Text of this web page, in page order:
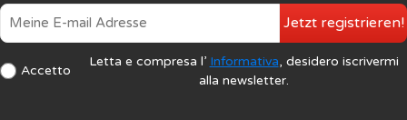
Accetto
Letta e compresa l’ Informativa, desidero iscrivermi
alla newsletter.
Jetzt registrieren!